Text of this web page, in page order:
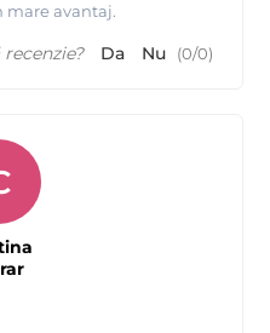
mare avantaj.
Da Nu (0/0)